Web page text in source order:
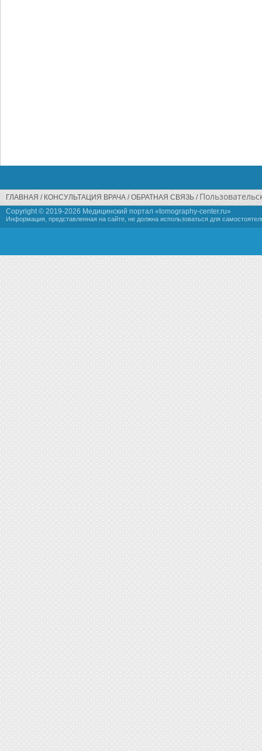
ГЛАВНАЯ КОНСУЛЬТАЦИЯ ВРАЧА ОБРАТНАЯ СВЯЗЬ
Copyright © 2019-2026 Медицинский портал «tomography-center.ru»
Информация, представленная на сайте, не должна использоваться для